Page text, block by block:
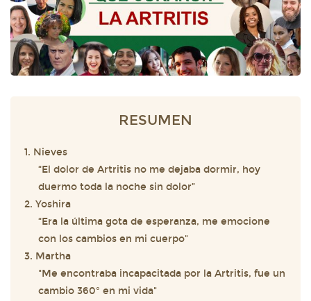
RESUMEN
1. Nieves
“El dolor de Artritis no me dejaba dormir, hoy
duermo toda la noche sin dolor”
2. Yoshira
“Era la última gota de esperanza, me emocione
con los cambios en mi cuerpo"
3. Martha
"Me encontraba incapacitada por la Artritis, fue un
cambio 360° en mi vida"